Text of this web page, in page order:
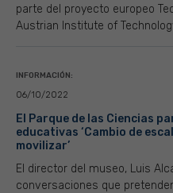
parte del proyecto europeo
Austrian Institute of
INFORMACIÓN:
06/10/2022
El Parque de las Ciencias
educativas ‘Cambio de
movilizar’
El director del museo, Luis
conversaciones que